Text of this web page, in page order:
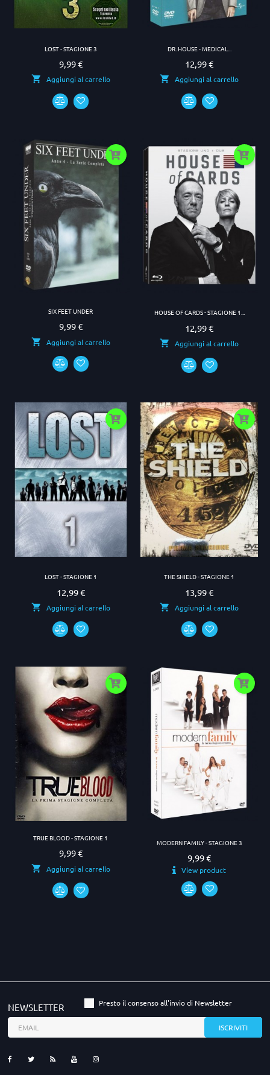
LOST - STAGIONE 3
Prezzo
9,99 €
Aggiungi al carrello
DR. HOUSE - MEDICAL...
Prezzo
12,99 €
Aggiungi al carrello
SIX FEET UNDER
Prezzo
9,99 €
Aggiungi al carrello
HOUSE OF CARDS - STAGIONE 1...
Prezzo
12,99 €
Aggiungi al carrello
LOST - STAGIONE 1
Prezzo
12,99 €
Aggiungi al carrello
THE SHIELD - STAGIONE 1
Prezzo
13,99 €
Aggiungi al carrello
TRUE BLOOD - STAGIONE 1
Prezzo
9,99 €
Aggiungi al carrello
MODERN FAMILY - STAGIONE 3
Prezzo
9,99 €
View product
NEWSLETTER Presto il consenso all'invio di Newsletter